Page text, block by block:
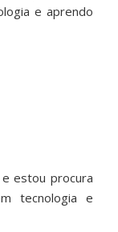
e aprendo
estou procura
tecnologia e